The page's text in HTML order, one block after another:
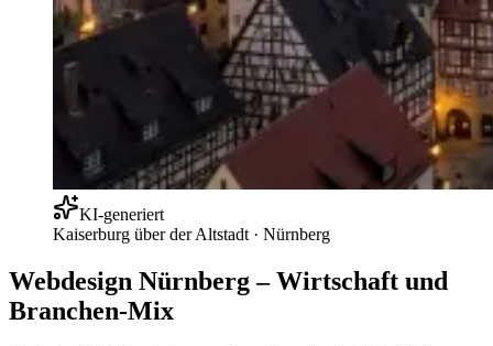
KI-generiert
Kaiserburg über der Altstadt · Nürnberg
Webdesign Nürnberg – Wirtschaft und
Branchen-Mix